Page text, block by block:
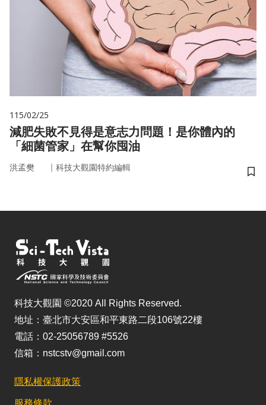
115/02/25
減肥失敗不見得是意志力問題！是你體內的
「細菌管家」在幫你囤油
洪孟樊 ｜ 科技大觀園特約編輯
儲
科技大觀園 ©2020 All Rights Reserved.
地址：臺北市大安區和平東路二段106號22樓
電話：02-25056789 #5526
信箱：nstcstv@gmail.com
隱私權保護政策
服務條款